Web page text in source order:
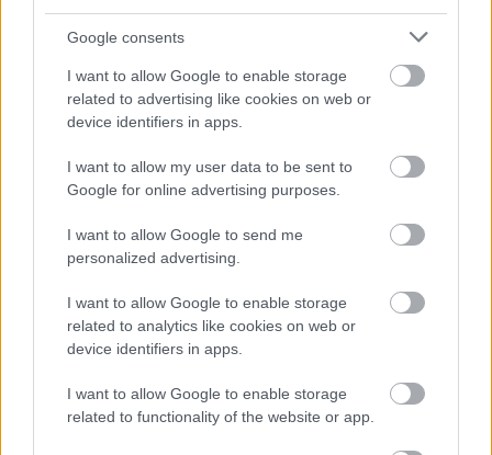
Google consents
I want to allow Google to enable storage
related to advertising like cookies on web or
device identifiers in apps.
I want to allow my user data to be sent to
Google for online advertising purposes.
I want to allow Google to send me
personalized advertising.
I want to allow Google to enable storage
related to analytics like cookies on web or
device identifiers in apps.
I want to allow Google to enable storage
related to functionality of the website or app.
Loading...
Προσθήκη Σχολίου